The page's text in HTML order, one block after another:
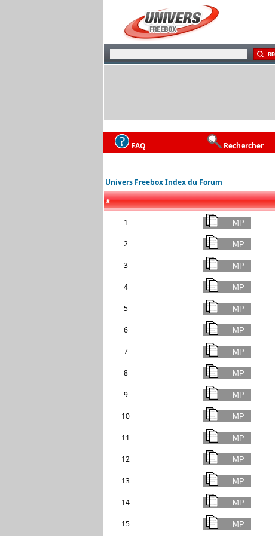
FAQ Rechercher
Univers Freebox Index du Forum
#
1
2
3
4
5
6
7
8
9
10
11
12
13
14
15